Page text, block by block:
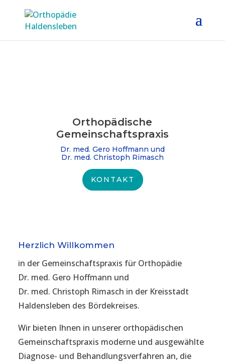
Orthopädische
Gemeinschafts­praxis
Dr. med. Gero Hoffmann und
Dr. med. Christoph Rimasch
KONTAKT
Herzlich Willkommen
in der Gemeinschaftspraxis für Orthopädie
Dr. med. Gero Hoffmann und
Dr. med. Christoph Rimasch in der Kreisstadt
Haldensleben des Bördekreises.
Wir bieten Ihnen in unserer orthopädischen
Gemeinschaftspraxis moderne und ausgewählte
Diagnose- und Behandlungsverfahren an, die